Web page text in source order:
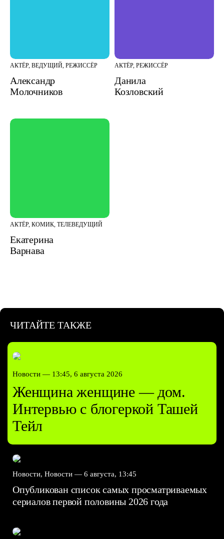
АКТЁР, ВЕДУЩИЙ, РЕЖИССЁР
Александр
Молочников
АКТЁР, РЕЖИССЁР
Данила
Козловский
АКТЁР, КОМИК, ТЕЛЕВЕДУЩИЙ
Екатерина
Варнава
ЧИТАЙТЕ ТАКЖЕ
Новости — 13:45, 6 августа 2026
Женщина женщине — дом.
Интервью с блогеркой Ташей
Тейл
Новости, Новости — 6 августа, 13:45
Опубликован список самых просматриваемых
сериалов первой половины 2026 года